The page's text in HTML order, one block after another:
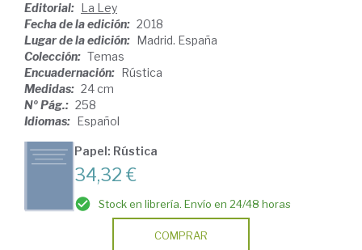
Editorial: La Ley
Fecha de la edición: 2018
Lugar de la edición: Madrid. España
Colección: Temas
Encuadernación: Rústica
Medidas: 24 cm
Nº Pág.: 258
Idiomas: Español
Papel: Rústica
34,32 €
Stock en librería. Envío en 24/48 horas
COMPRAR